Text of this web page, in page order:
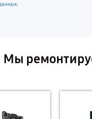
.
Мы